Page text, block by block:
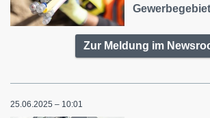
Zur Meldung im
25.06.2025 – 10:01